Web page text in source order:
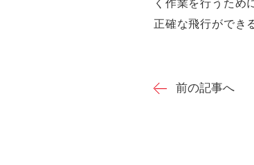
く作業を行うため
正確な飛行ができ
前の記事へ